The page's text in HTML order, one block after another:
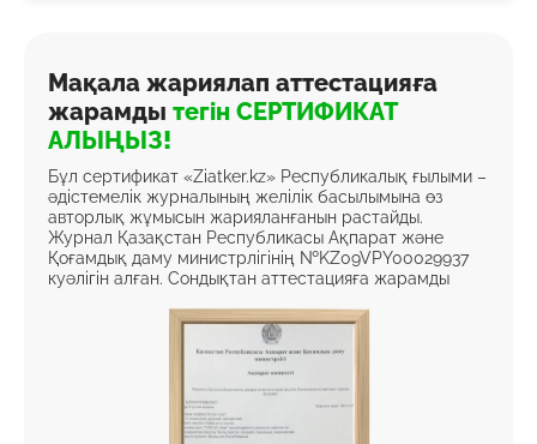
Мақала жариялап аттестацияға
жарамды тегін СЕРТИФИКАТ
АЛЫҢЫЗ!
Бұл сертификат «Ziatker.kz» Республикалық ғылыми –
әдістемелік журналының желілік басылымына өз
авторлық жұмысын жарияланғанын растайды.
Журнал Қазақстан Республикасы Ақпарат және
Қоғамдық даму министрлігінің №KZ09VPY00029937
куәлігін алған. Сондықтан аттестацияға жарамды